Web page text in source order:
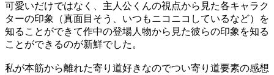
可愛いだけではなく、主人公くんの視点から見た各キャラク
ターの印象（真面目そう、いつもニコニコしているなど）を
知ることができて作中の登場人物から見た彼らの印象を知る
ことができるのが新鮮でした。
私が本筋から離れた寄り道好きなのでつい寄り道要素の感想